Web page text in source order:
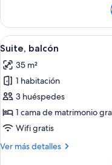
Abrir
todas
las
fotos
de
Suite,
balcón
6
Suite, balcón
35 m²
1 habitación
3 huéspedes
1 cama de matrimonio
Wifi gratis
Ver más detalles
Más